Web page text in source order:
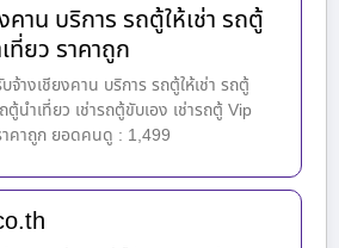
าน บริการ รถตู้ให้เช่า รถตู้
ที่ยว ราคาถูก
จ้างเชียงคาน บริการ รถตู้ให้เช่า รถตู้
นำเที่ยว เช่ารถตู้ขับเอง เช่ารถตู้ Vip
คาถูก ยอดคนดู : 1,499